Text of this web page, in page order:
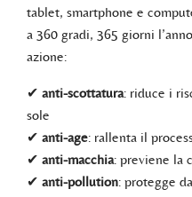
tablet, smartphone e
a 360 gradi, 365 giorni
azione:
✔ anti-scottatura: riduce i
sole
✔ anti-age: rallenta il
✔ anti-macchia: previene la
✔ anti-pollution: protegge